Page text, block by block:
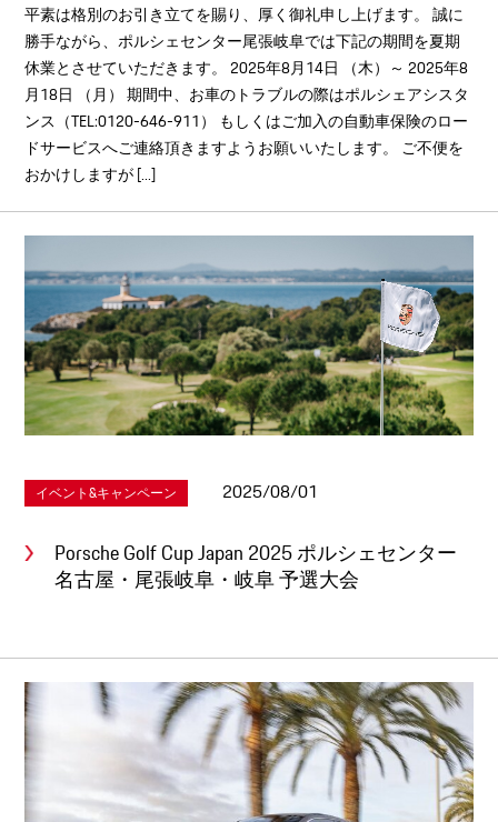
平素は格別のお引き立てを賜り、厚く御礼申し上げます。 誠に
勝手ながら、ポルシェセンター尾張岐阜では下記の期間を夏期
休業とさせていただきます。 2025年8月14日 （木）～ 2025年8
月18日 （月） 期間中、お車のトラブルの際はポルシェアシスタ
ンス（TEL:0120-646-911） もしくはご加入の自動車保険のロー
ドサービスへご連絡頂きますようお願いいたします。 ご不便を
おかけしますが [...]
イベント&キャンペーン 2025/08/01
Porsche Golf Cup Japan 2025 ポルシェセンター
名古屋・尾張岐阜・岐阜 予選大会